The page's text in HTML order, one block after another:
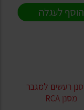
הוסף לעגלה